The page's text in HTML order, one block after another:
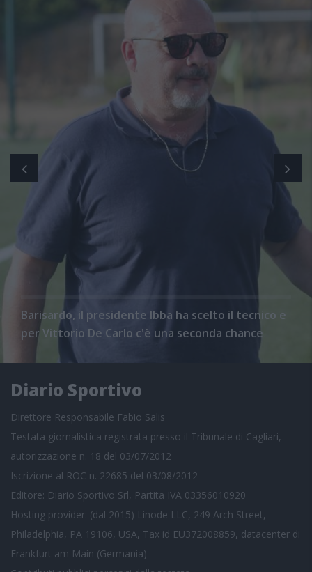
Barisardo, il presidente Ibba ha scelto il tecnico e
per Vittorio De Carlo c'è una seconda chance
Diario Sportivo
Direttore Responsabile Fabio Salis
Testata giornalistica registrata presso il Tribunale di Cagliari,
autorizzazione n. 18 del 03/07/2012
Iscrizione al ROC n. 22685 del 03/08/2012
Editore: Diario Sportivo Srl, Partita IVA 03356010920
Hosting provider: (dal 2015) Linode LLC, 249 Arch Street,
Philadelphia, PA 19106, USA, Tax id EU372008859, datacenter di
Frankfurt am Main (Germania)